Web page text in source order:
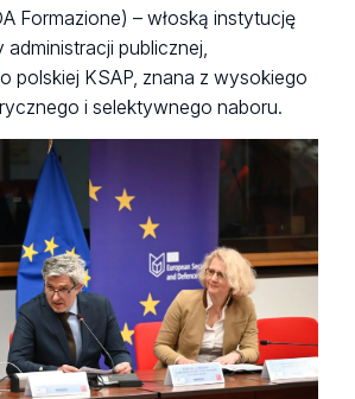
Formazione) – włoską instytucję
administracji publicznej,
polskiej KSAP, znana z wysokiego
i selektywnego naboru.